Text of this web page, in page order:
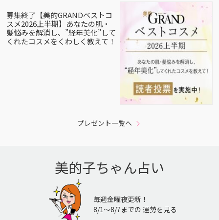
募集終了【美的GRANDベストコ
スメ2026上半期】あなたの肌・
髪悩みを解消し、”経年美化”して
くれたコスメをくわしく教えて！
プレゼント一覧へ
美的子ちゃん占い
毎週金曜夜更新！
8/1〜8/7までの 運勢を見る